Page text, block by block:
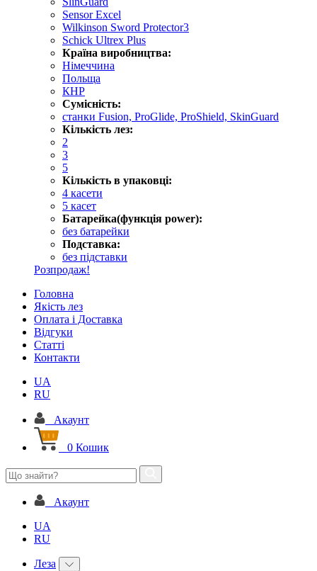
Sensor Excel
Wilkinson Sword Protector3
Schick Ultrex Plus
Країна виробництва:
Німеччина
Польща
КНР
Сумісність:
станки Fusion, ProGlide, ProShield, SkinGuard
Кількість лез:
2
3
5
Кількість в упаковці:
4 касети
5 касет
Батарейка(функція power):
без батарейки
Подставка:
без підставки
Розпродаж!
Головна
Якість лез
Оплата і Доставка
Відгуки
Статті
Контакти
UA
RU
Акаунт
0 Кошик
Акаунт
UA
RU
Леза